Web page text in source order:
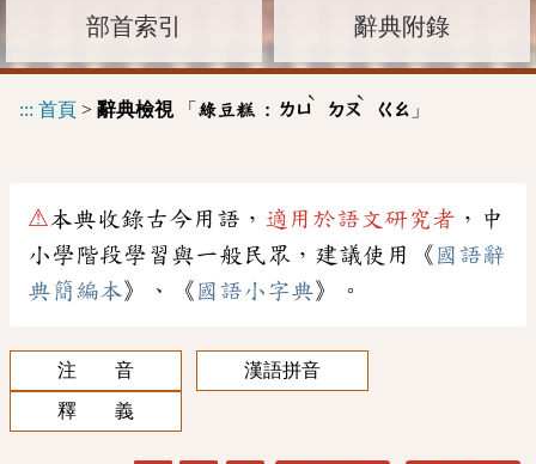
部首索引 辭典附錄
::: 首頁 > 辭典檢視「 綠豆糕 : ㄌㄩ
ˋ
ㄉㄡ
ˋ
ㄍㄠ 」
⚠本典收錄古今用語， 適用於語文研究者 ，中
小學階段學習與一般民眾，建議使用《 國語辭
典簡編本》、《 國語小字典》。
注 音
漢語拼音
釋 義